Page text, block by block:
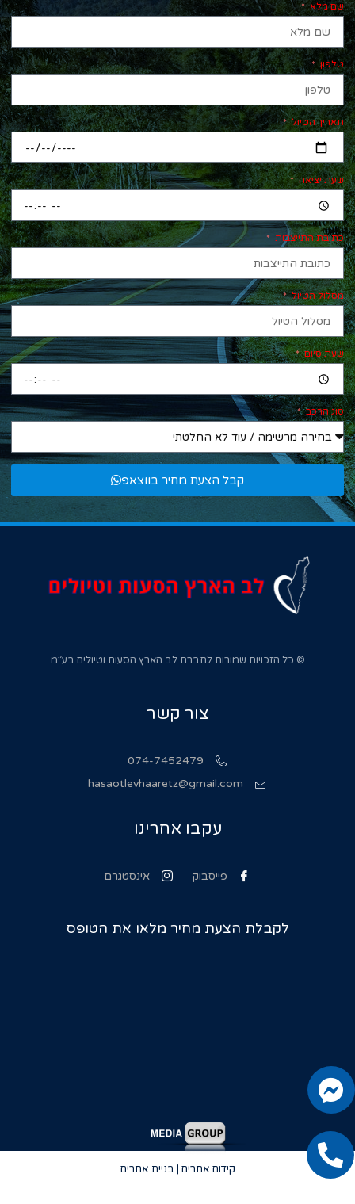
שם מלא
טלפון
תאריך הטיול
שעת יציאה
כתובת התייצבות
מסלול הטיול
שעת סיום
סוג הרכב
קבל הצעת מחיר בווצאפ
© כל הזכויות שמורות לחברת לב הארץ הסעות וטיולים בע”מ
צור קשר
074-7452479
hasaotlevhaaretz@gmail.com
עקבו אחרינו
פייסבוק אינסטגרם
לקבלת הצעת מחיר מלאו את הטופס
קידום אתרים | בניית אתרים